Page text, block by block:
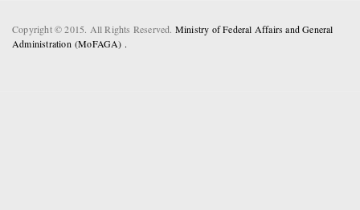
Copyright © 2015. All Rights Reserved. Ministry of Federal Affairs and General
Administration (MoFAGA) .